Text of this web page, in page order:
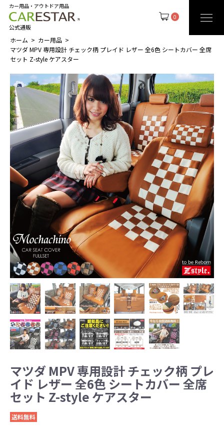
0
カー用品・アウトドア用品
公式通販
ホーム
カー用品
マツダ MPV 専用設計 チェック柄 プレイド レザー 全6色 シートカバー 全席
セット Z-style ケアスター
マツダ MPV 専用設計 チェック柄 プレ
イド レザー 全6色 シートカバー 全席
セット Z-style ケアスター
送料無料